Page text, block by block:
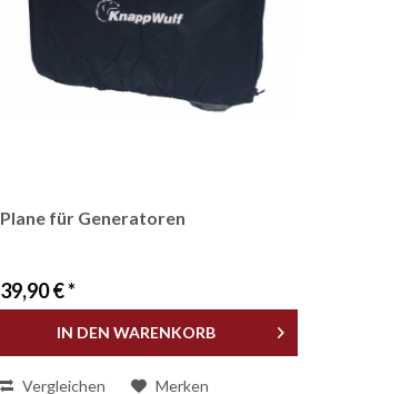
Plane für Generatoren
39,90 € *
IN DEN WARENKORB
Vergleichen Merken